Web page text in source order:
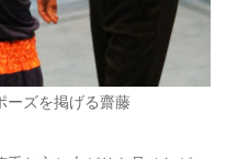
ーズを掲げる齋藤